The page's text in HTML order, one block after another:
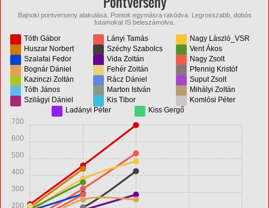
Bajnoki pontverseny alakulása. Pontok egymásra rakódva. Legrosszabb, dobós
futamokat IS beleszámolva.
Tóth Gábor Lányi Tamás
Nagy László_VSR
Huszar Norbert
Széchy Szabolcs
Vent Ákos
Szalafai Fedor
Vida Zoltán
Nagy Zsolt
Bognár Dániel
Fehér Zoltán
Pfennig Kristóf
Kazinczi Zoltán
Rácz Dániel
Suput Zsolt
Tóth János
Marton István
Mihályi Zoltán
Szilágyi Dániel
Kis Tibor
Komlósi Péter
Ladányi Péter
Kiss Gergő
200
300
400
500
600
700